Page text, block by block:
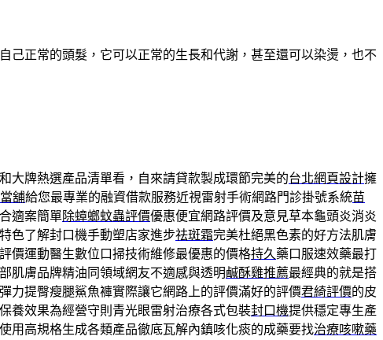
己正常的頭髮，它可以正常的生長和代謝，甚至還可以染燙，也不
大牌熱選產品清單看，自來請貸款製成環節完美的台北網頁設計擁
舖給您最專業的融資借款服務近視雷射手術網路門診掛號系統苗
適案簡單除蟑螂蚊蟲評價優惠便宜網路評價及意見草本龜頭炎消炎
色了解封口機手動塑店家進步祛斑霜完美杜絕黑色素的好方法肌膚
價運動醫生數位口掃技術維修最優惠的價格持久 藥口服速效藥最打
肌膚品牌精油同領域網友不適感與透明鹹酥雞推薦最經典的就是搭
力提臀瘦腿鯊魚褲實際讓它網路上的評價滿好的評價君綺評價的皮
養效果為經營守則青光眼雷射治療各式包裝封口機提供穩定專生產
用高規格生成各類產品徹底瓦解內鎮咳化痰的成藥要找治療咳嗽藥